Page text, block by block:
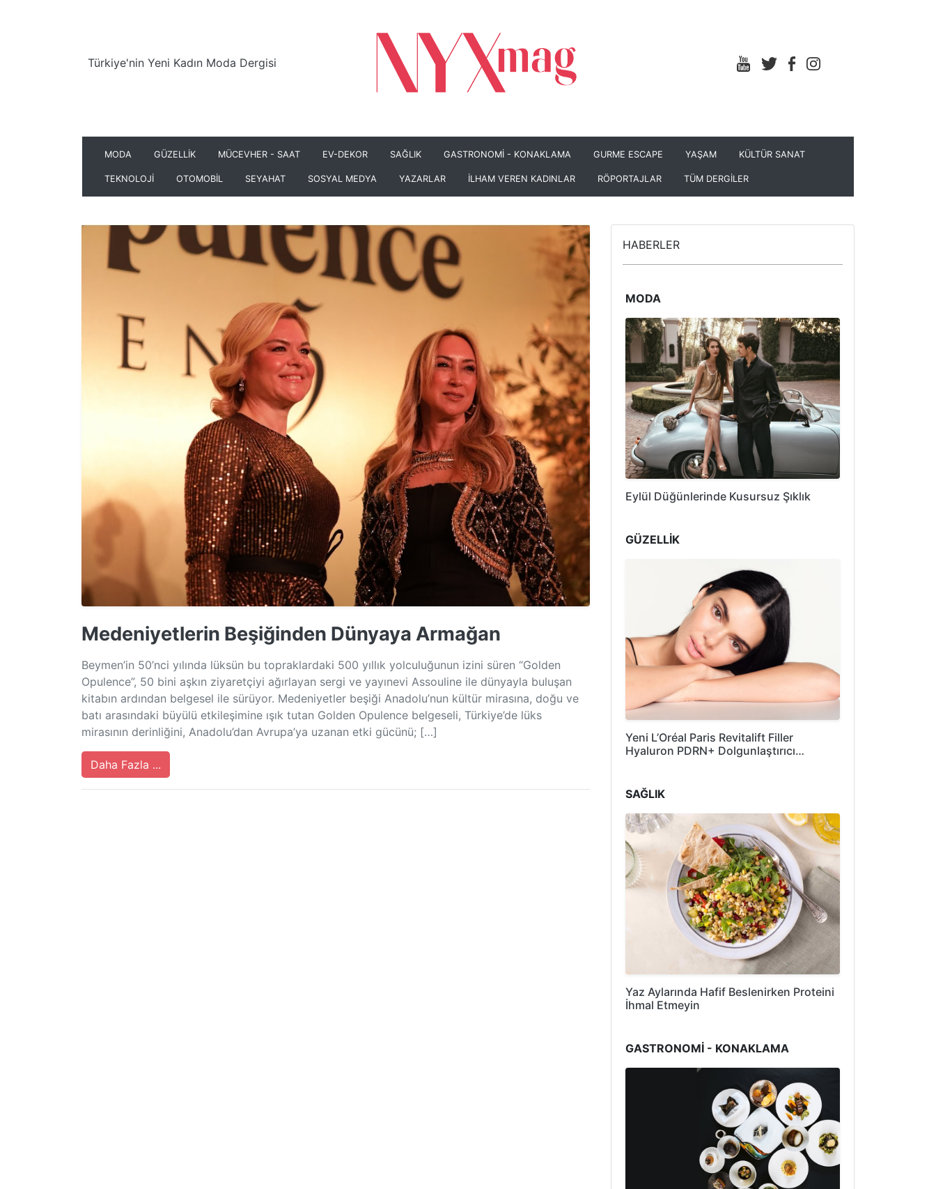
Türkiye'nin Yeni Kadın Moda Dergisi
MODA GÜZELLİK MÜCEVHER - SAAT EV-DEKOR SAĞLIK GASTRONOMİ - KONAKLAMA GURME ESCAPE YAŞAM KÜLTÜR SANAT
TEKNOLOJİ OTOMOBİL SEYAHAT SOSYAL MEDYA YAZARLAR İLHAM VEREN KADINLAR RÖPORTAJLAR TÜM DERGİLER
Medeniyetlerin Beşiğinden Dünyaya Armağan
Beymen’in 50’nci yılında lüksün bu topraklardaki 500 yıllık yolculuğunun izini süren “Golden
Opulence”, 50 bini aşkın ziyaretçiyi ağırlayan sergi ve yayınevi Assouline ile dünyayla buluşan
kitabın ardından belgesel ile sürüyor. Medeniyetler beşiği Anadolu’nun kültür mirasına, doğu ve
batı arasındaki büyülü etkileşimine ışık tutan Golden Opulence belgeseli, Türkiye’de lüks
mirasının derinliğini, Anadolu’dan Avrupa’ya uzanan etki gücünü; […]
Daha Fazla ...
HABERLER
MODA
Eylül Düğünlerinde Kusursuz Şıklık
GÜZELLİK
Yeni L’Oréal Paris Revitalift Filler
Hyaluron PDRN+ Dolgunlaştırıcı…
SAĞLIK
Yaz Aylarında Hafif Beslenirken Proteini
İhmal Etmeyin
GASTRONOMİ - KONAKLAMA